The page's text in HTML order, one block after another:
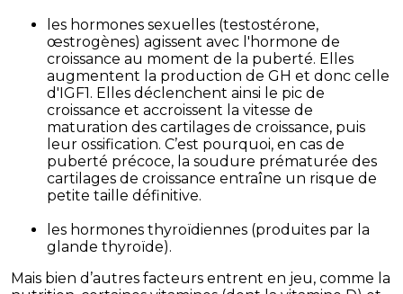
les hormones sexuelles (testostérone,
œstrogènes) agissent avec l'hormone de
croissance au moment de la puberté. Elles
augmentent la production de GH et donc celle
d'IGF1. Elles déclenchent ainsi le pic de
croissance et accroissent la vitesse de
maturation des cartilages de croissance, puis
leur ossification. C’est pourquoi, en cas de
puberté précoce, la soudure prématurée des
cartilages de croissance entraîne un risque de
petite taille définitive.
les hormones thyroïdiennes (produites par la
glande thyroïde).
Mais bien d’autres facteurs entrent en jeu, comme la